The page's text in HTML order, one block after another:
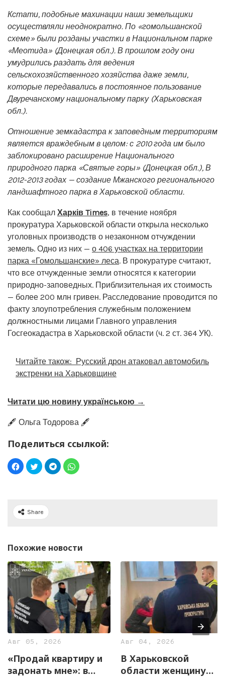
Кстати, подобные махинации наши земельщики
осуществляли неоднократно. По «гомольшанской
схеме» были розданы участки в Национальном парке
«Меотида» (Донецкая обл.). В прошлом году они
умудрились раздать для ведения
сельскохозяйственного хозяйства даже земли,
которые передавались в постоянное пользование
Двуречанскому национальному парку (Харьковская
обл.).
Отношение земкадастра к заповедным территориям
является враждебным в целом: с 2010 года им было
заблокировано расширение Национального
природного парка «Святые горы» (Донецкая обл.), В
2012-2013 годах — создание Мжанского регионального
ландшафтного парка в Харьковской области.
Как сообщал Харків Times, в течение ноября
прокуратура Харьковской области открыла несколько
уголовных производств о незаконном отчуждении
земель. Одно из них — о 406 участках на территории
парка «Гомольшанские» леса. В прокуратуре считают,
что все отчужденные земли относятся к категории
природно-заповедных. Приблизительная их стоимость
— более 200 млн гривен. Расследование проводится по
факту злоупотребления служебным положением
должностными лицами Главного управления
Госгеокадастра в Харьковской области (ч. 2 ст. 364 УК).
Читайте також: Русский дрон атаковал автомобиль
экстренки на Харьковщине
Читати цю новину українською →
🖋️ Ольга Тодорова 🖋️
Поделиться ссылкой:
Share
Похожие новости
Авг 05, 2026
«Продай квартиру и
задонать мне»: в
Авг 04, 2026
В Харьковской
области женщину